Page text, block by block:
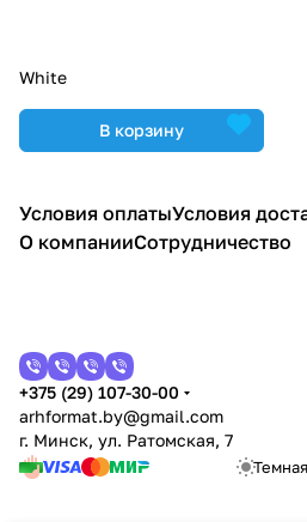
White
В корзину
Условия оплатыУсловия
О компанииСотрудничество
+375 (29) 107-30-00
arhformat.by@gmail.com
г. Минск, ул. Ратомская, 7